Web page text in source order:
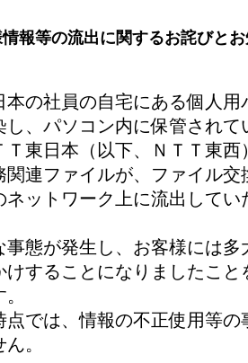
報等の流出に関するお詫びと
の社員の自宅にある個人用
し、パソコン内に保管されて
Ｔ東日本（以下、ＮＴＴ東西
関連ファイルが、ファイル交
ネットワーク上に流出して
態が発生し、お客様には多
けすることになりましたこと
では、情報の不正使用等の
。